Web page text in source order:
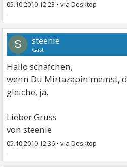
05.10.2010 12:23 •
S steenie
Gast
Hallo schäfchen,
wenn Du Mirtazapin meinst,
gleiche, ja.
Lieber Gruss
von steenie
05.10.2010 12:36 •